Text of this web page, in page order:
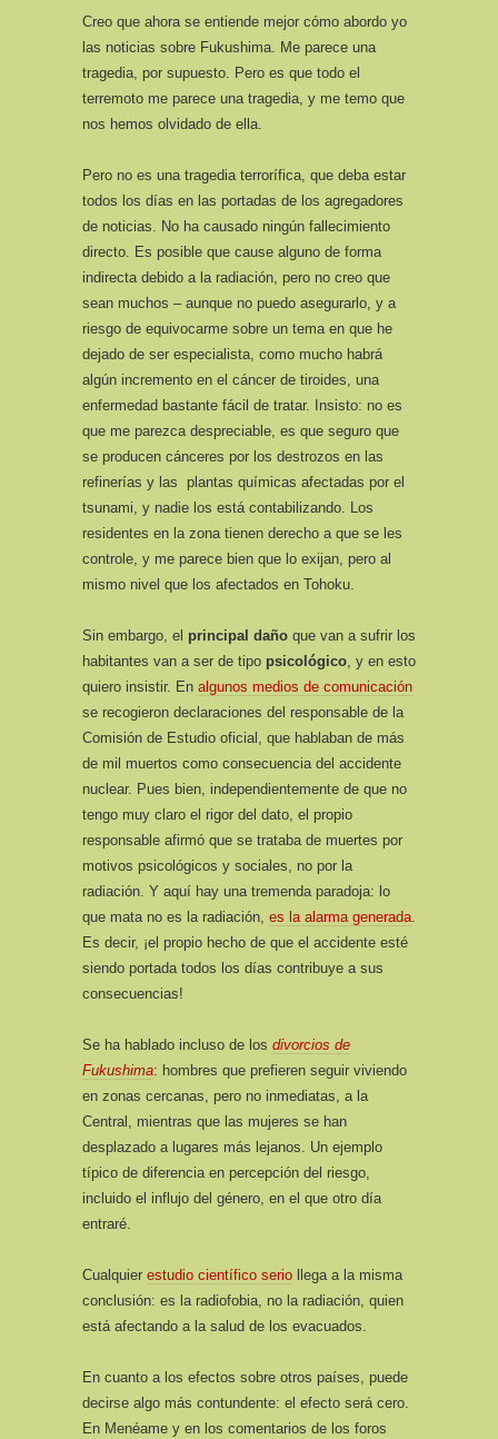
Creo que ahora se entiende mejor cómo abordo yo
las noticias sobre Fukushima. Me parece una
tragedia, por supuesto. Pero es que todo el
terremoto me parece una tragedia, y me temo que
nos hemos olvidado de ella.
Pero no es una tragedia terrorífica, que deba estar
todos los días en las portadas de los agregadores
de noticias. No ha causado ningún fallecimiento
directo. Es posible que cause alguno de forma
indirecta debido a la radiación, pero no creo que
sean muchos – aunque no puedo asegurarlo, y a
riesgo de equivocarme sobre un tema en que he
dejado de ser especialista, como mucho habrá
algún incremento en el cáncer de tiroides, una
enfermedad bastante fácil de tratar. Insisto: no es
que me parezca despreciable, es que seguro que
se producen cánceres por los destrozos en las
refinerías y las plantas químicas afectadas por el
tsunami, y nadie los está contabilizando. Los
residentes en la zona tienen derecho a que se les
controle, y me parece bien que lo exijan, pero al
mismo nivel que los afectados en Tohoku.
Sin embargo, el principal daño que van a sufrir los
habitantes van a ser de tipo psicológico, y en esto
quiero insistir. En algunos medios de comunicación
se recogieron declaraciones del responsable de la
Comisión de Estudio oficial, que hablaban de más
de mil muertos como consecuencia del accidente
nuclear. Pues bien, independientemente de que no
tengo muy claro el rigor del dato, el propio
responsable afirmó que se trataba de muertes por
motivos psicológicos y sociales, no por la
radiación. Y aquí hay una tremenda paradoja: lo
que mata no es la radiación, es la alarma generada.
Es decir, ¡el propio hecho de que el accidente esté
siendo portada todos los días contribuye a sus
consecuencias!
Se ha hablado incluso de los divorcios de
Fukushima: hombres que prefieren seguir viviendo
en zonas cercanas, pero no inmediatas, a la
Central, mientras que las mujeres se han
desplazado a lugares más lejanos. Un ejemplo
típico de diferencia en percepción del riesgo,
incluido el influjo del género, en el que otro día
entraré.
Cualquier estudio científico serio llega a la misma
conclusión: es la radiofobia, no la radiación, quien
está afectando a la salud de los evacuados.
En cuanto a los efectos sobre otros países, puede
decirse algo más contundente: el efecto será cero.
En Menéame y en los comentarios de los foros